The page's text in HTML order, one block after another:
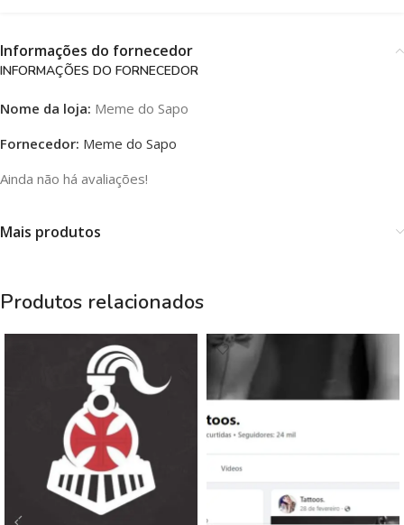
Informações do fornecedor
INFORMAÇÕES DO FORNECEDOR
Nome da loja: Meme do Sapo
Fornecedor: Meme do Sapo
Ainda não há avaliações!
Mais produtos
Produtos relacionados